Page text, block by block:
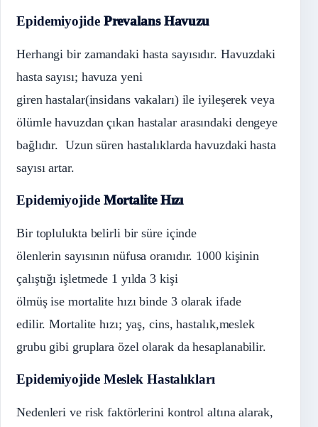
Epidemiyojide Prevalans Havuzu
Herhangi bir zamandaki hasta sayısıdır. Havuzdaki
hasta sayısı; havuza yeni
giren hastalar(insidans vakaları) ile iyileşerek veya
ölümle havuzdan çıkan hastalar arasındaki dengeye
bağlıdır. Uzun süren hastalıklarda havuzdaki hasta
sayısı artar.
Epidemiyojide Mortalite Hızı
Bir toplulukta belirli bir süre içinde
ölenlerin sayısının nüfusa oranıdır. 1000 kişinin
çalıştığı işletmede 1 yılda 3 kişi
ölmüş ise mortalite hızı binde 3 olarak ifade
edilir. Mortalite hızı; yaş, cins, hastalık,meslek
grubu gibi gruplara özel olarak da hesaplanabilir.
Epidemiyojide Meslek Hastalıkları
Nedenleri ve risk faktörlerini kontrol altına alarak,